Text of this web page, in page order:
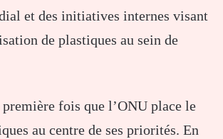
et des initiatives internes visant
de plastiques au sein de
première fois que l’ONU place le
au centre de ses priorités. En